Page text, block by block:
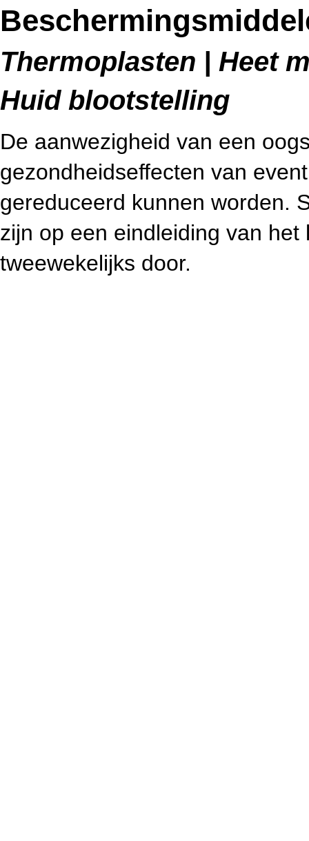
Thermoplasten | Heet
Huid blootstelling
De aanwezigheid van een
gezondheidseffecten van
gereduceerd kunnen worden.
zijn op een eindleiding van
tweewekelijks door.